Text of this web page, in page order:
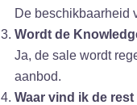
De beschikbaarheid
Wordt de
Ja, de sale wordt
aanbod.
Waar vind ik de